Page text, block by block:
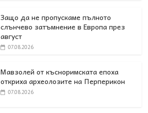
Защо да не пропускаме пълното
слънчево затъмнение в Европа през
август
07.08.2026
Мавзолей от късноримската епоха
откриха археолозите на Перперикон
07.08.2026